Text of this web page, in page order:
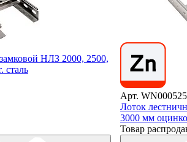
НЛЗ 2000, 2500,
сталь
Арт.
Лоток
3000 мм
Товар